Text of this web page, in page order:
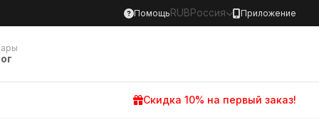
Помощь RUBРоссия Приложение
Скидка 10% на первый заказ!